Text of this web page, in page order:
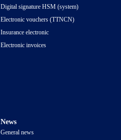
Digital signature HSM (system)
Electronic vouchers (TTNCN)
Insurance electronic
Electronic invoices
News
General news